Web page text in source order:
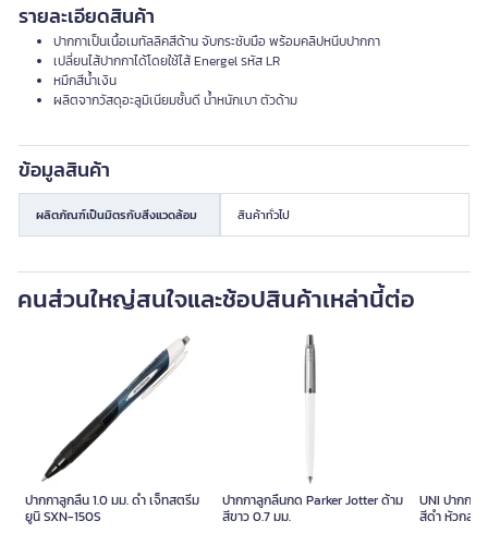
รายละเอียดสินค้า
ปากกาเป็นเนื้อเมทัลลิคสีด้าน จับกระชับมือ พร้อมคลิปหนีบปากกา
เปลี่ยนไส้ปากกาได้โดยใช้ไส้ Energel รหัส LR
หมึกสีน้ำเงิน
ผลิตจากวัสดุอะลูมิเนียมชั้นดี น้ำหนักเบา ตัวด้าม
ข้อมูลสินค้า
ผลิตภัณฑ์เป็นมิตรกับสิ่งแวดล้อม สินค้าทั่วไป
คนส่วนใหญ่สนใจและช้อปสินค้าเหล่านี้ต่อ
ปากกาลูกลื่น 1.0 มม. ดำ เจ็ทสตรีม
ยูนิ SXN-150S
ปากกาลูกลื่นกด Parker Jotter ด้าม
สีขาว 0.7 มม.
UNI ปากกา
สีดำ หัวกลม